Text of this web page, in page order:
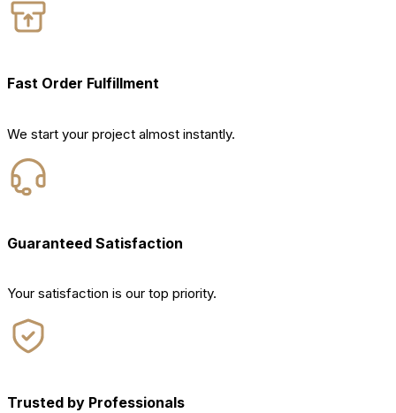
Fast Order Fulfillment
We start your project almost instantly.
Guaranteed Satisfaction
Your satisfaction is our top priority.
Trusted by Professionals